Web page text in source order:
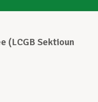
(LCGB Sektioun